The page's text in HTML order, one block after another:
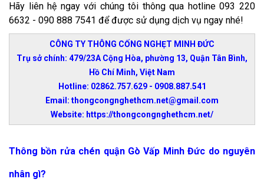
Hãy liên hệ ngay với chúng tôi thông qua hotline 093 220
6632 - 090 888 7541 để được sử dụng dịch vụ ngay nhé!
CÔNG TY THÔNG CỐNG NGHẸT MINH ĐỨC
Trụ sở chính: 479/23A Cộng Hòa, phường 13, Quận Tân Bình,
Hồ Chí Minh, Việt Nam
Hotline: 02862.757.629 - 0908.887.541
Email: thongcongnghethcm.net@gmail.com
Website: https://thongcongnghethcm.net/
Thông bồn rửa chén quận Gò Vấp Minh Đức do nguyên
nhân gì?